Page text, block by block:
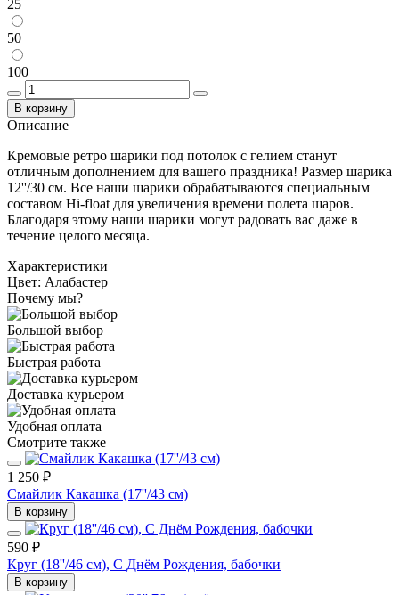
25
50
100
В корзину
Описание
Кремовые ретро шарики под потолок с гелием станут
отличным дополнением для вашего праздника! Размер шарика
12''/30 см. Все наши шарики обрабатываются специальным
составом Hi-float для увеличения времени полета шаров.
Благодаря этому наши шарики могут радовать вас даже в
течение целого месяца.
Характеристики
Цвет: Алабастер
Почему мы?
Большой выбор
Быстрая работа
Доставка курьером
Удобная оплата
Смотрите также
1 250 ₽
Смайлик Какашка (17''/43 см)
В корзину
590 ₽
Круг (18''/46 см), С Днём Рождения, бабочки
В корзину